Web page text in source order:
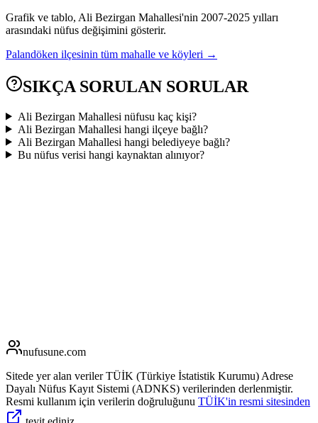
Grafik ve tablo, Ali Bezirgan Mahallesi'nin 2007-2025 yılları
arasındaki nüfus değişimini gösterir.
Palandöken ilçesinin tüm mahalle ve köyleri →
SIKÇA SORULAN SORULAR
Ali Bezirgan Mahallesi nüfusu kaç kişi?
Ali Bezirgan Mahallesi hangi ilçeye bağlı?
Ali Bezirgan Mahallesi hangi belediyeye bağlı?
Bu nüfus verisi hangi kaynaktan alınıyor?
nufusune.com
Sitede yer alan veriler TÜİK (Türkiye İstatistik Kurumu) Adrese
Dayalı Nüfus Kayıt Sistemi (ADNKS) verilerinden derlenmiştir.
Resmi kullanım için verilerin doğruluğunu TÜİK'in resmi sitesinden